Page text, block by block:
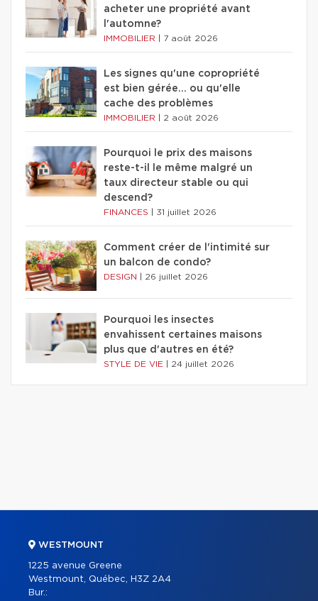
acheter une propriété avant
l'automne?
IMMOBILIER 7 août 2026
Les signes qu'une copropriété
est bien gérée… ou qu'elle
cache des problèmes
IMMOBILIER 2 août 2026
Pourquoi le prix des maisons
reste-t-il le même malgré un
taux directeur stable ou qui
descend?
FINANCES 31 juillet 2026
Comment créer de l'intimité sur
un balcon de condo?
DESIGN 26 juillet 2026
Pourquoi les insectes
envahissent certaines maisons
plus que d'autres en été?
STYLE DE VIE 24 juillet 2026
WESTMOUNT
1225 avenue Greene
Westmount, Québec, H3Z 2A4
Bur.: